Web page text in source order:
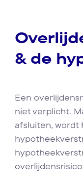
& de
Een
niet verplicht.
afsluiten, wordt